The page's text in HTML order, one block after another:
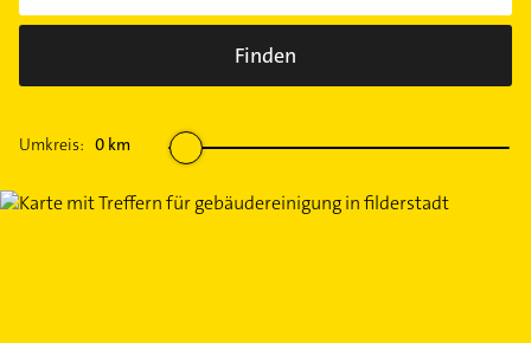
Finden
Umkreis: 0 km